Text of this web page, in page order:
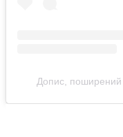
Допис,